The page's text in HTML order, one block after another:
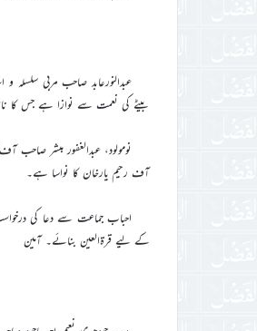
بیٹے کی نعمت سے نوازا ہے جس کا
نومولود، عبدالغفور مبشر صاحب
آف رحیم یارخان کا نواسا ہے۔
احباب جماعت سے دعا کی
کے لیے قرۃالعین بنائے۔ آمین